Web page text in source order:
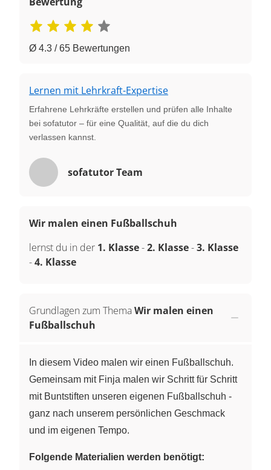
Ø 4.3 / 65 Bewertungen
Lernen mit Lehrkraft-Expertise
Erfahrene Lehrkräfte erstellen und prüfen alle Inhalte
bei sofatutor – für eine Qualität, auf die du dich
verlassen kannst.
sofatutor Team
Wir malen einen Fußballschuh
lernst du in der 1. Klasse-2. Klasse-3. Klasse
-4. Klasse
Grundlagen zum ThemaWir malen einen
Fußballschuh
In diesem Video malen wir einen Fußballschuh.
Gemeinsam mit Finja malen wir Schritt für Schritt
mit Buntstiften unseren eigenen Fußballschuh -
ganz nach unserem persönlichen Geschmack
und im eigenen Tempo.
Folgende Materialien werden benötigt: